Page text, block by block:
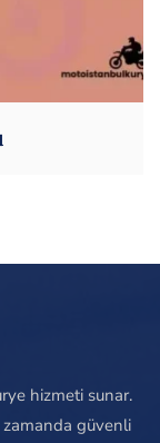
hizmeti sunar.
zamanda güvenli